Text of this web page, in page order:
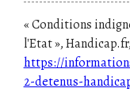
« Conditions
l'Etat »,
https://
2-detenus-